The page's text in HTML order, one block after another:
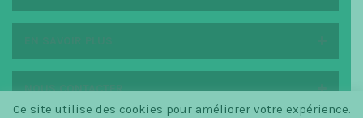
NOUS CONTACTER
Ce site utilise des cookies pour améliorer votre expérience.